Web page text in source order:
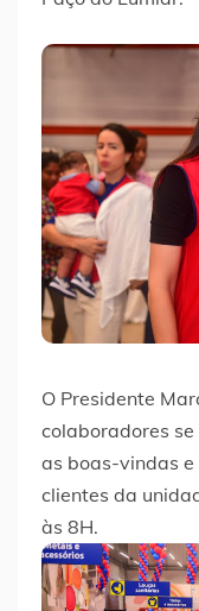
O Presidente
colaboradores
as boas-vindas e
clientes da
às 8H.